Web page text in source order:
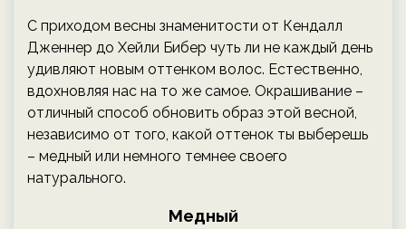
С приходом весны знаменитости от Кендалл
Дженнер до Хейли Бибер чуть ли не каждый день
удивляют новым оттенком волос. Естественно,
вдохновляя нас на то же самое. Окрашивание –
отличный способ обновить образ этой весной,
независимо от того, какой оттенок ты выберешь
– медный или немного темнее своего
натурального.
Медный